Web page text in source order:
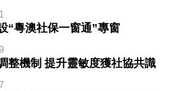
“粵澳社保一窗通”專窗
整機制 提升靈敏度獲社協共識